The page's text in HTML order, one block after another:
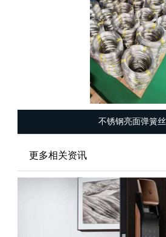
不锈钢亮面弹簧丝
更多相关资讯